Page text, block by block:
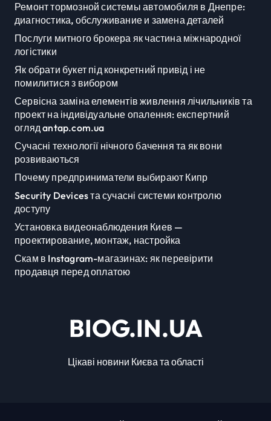
Ремонт тормозной системы автомобиля в Днепре:
диагностика, обслуживание и замена деталей
Послуги митного брокера як частина міжнародної
логістики
Як обрати букет під конкретний привід і не
помилитися з вибором
Сервісна заміна елементів живлення лічильників та
проект на індивідуальне опалення: експертний
огляд antap.com.ua
Сучасні технології нічного бачення та як вони
розвиваються
Почему предприниматели выбирают Кипр
Security Devices та сучасні системи контролю
доступу
Установка видеонаблюдения Киев —
проектирование, монтаж, настройка
Скам в Instagram-магазинах: як перевірити
продавця перед оплатою
BIOG.IN.UA
Цікаві новини Києва та області